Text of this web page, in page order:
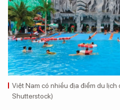
Việt Nam có nhiều địa điểm du
Shutterstock)